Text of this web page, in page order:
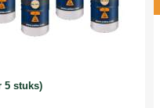
5 stuks)